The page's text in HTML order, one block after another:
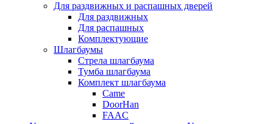
Для раздвижных и распашных дверей
Для раздвижных
Для распашных
Комплектующие
Шлагбаумы
Стрела шлагбаума
Тумба шлагбаума
Комплект шлагбаума
Came
DoorHan
FAAC